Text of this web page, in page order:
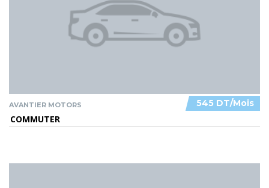
545 DT/Mois
AVANTIER MOTORS
COMMUTER